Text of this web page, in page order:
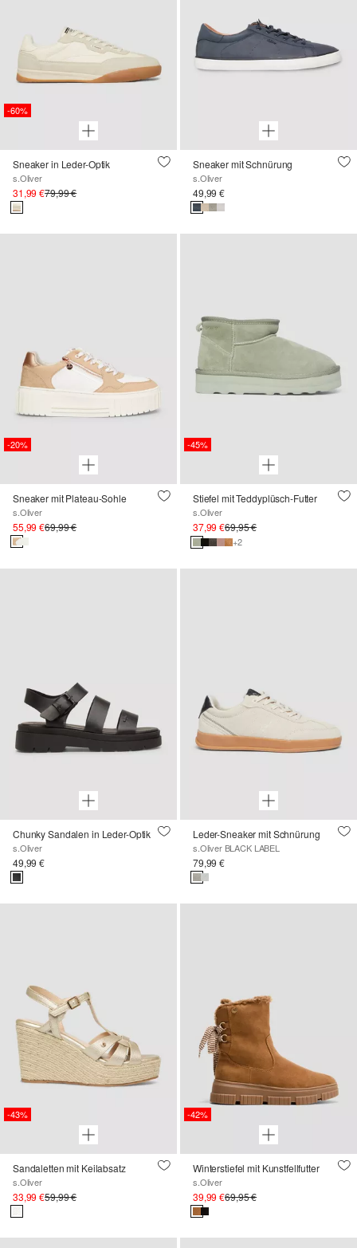
-60%
Sneaker in Leder-Optik
s.Oliver
31,99 €79,99 €
Sneaker mit Schnürung
s.Oliver
49,99 €
-20%
Sneaker mit Plateau-Sohle
s.Oliver
55,99 €69,99 €
-45%
Stiefel mit Teddyplüsch-Futter
s.Oliver
37,99 €69,95 €
+2
Chunky Sandalen in Leder-Optik
s.Oliver
49,99 €
Leder-Sneaker mit Schnürung
s.Oliver BLACK LABEL
79,99 €
-43%
Sandaletten mit Keilabsatz
s.Oliver
33,99 €59,99 €
-42%
Winterstiefel mit Kunstfellfutter
s.Oliver
39,99 €69,95 €